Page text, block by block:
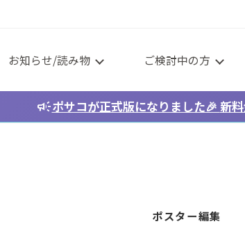
お知らせ/読み物 ご検討中の方
campaignポサコが正式版になりました🎉 新
ポスター編集